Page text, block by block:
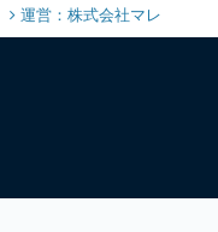
運営：株式会社マレ